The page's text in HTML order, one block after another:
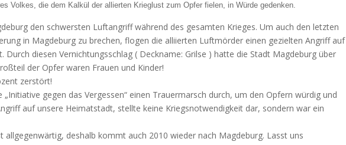
Volkes, die dem Kalkül der allierten Krieglust zum Opfer fielen, in Würde gedenken.
den schwersten Luftangriff während des gesamten Krieges. Um auch den letzten
in Magdeburg zu brechen, flogen die alliierten Luftmörder einen gezielten Angriff auf
Durch diesen Vernichtungsschlag ( Deckname: Grilse ) hatte die Stadt Magdeburg über
der Opfer waren Frauen und Kinder!
zerstört!
„Initiative gegen das Vergessen“ einen Trauermarsch durch, um den Opfern würdig und
auf unsere Heimatstadt, stellte keine Kriegsnotwendigkeit dar, sondern war ein
allgegenwärtig, deshalb kommt auch 2010 wieder nach Magdeburg. Lasst uns